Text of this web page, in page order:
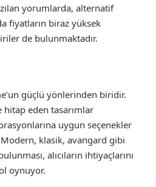
yorumlarda, alternatif
fiyatların biraz yüksek
de bulunmaktadır.
güçlü yönlerinden biridir.
hitap eden tasarımlar
uygun seçenekler
klasik, avangard gibi
alıcıların ihtiyaçlarını
oynuyor.